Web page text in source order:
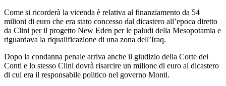
Come si ricorderà la vicenda è relativa al finanziamento da 54
milioni di euro che era stato concesso dal dicastero all’epoca diretto
da Clini per il progetto New Eden per le paludi della Mesopotamia e
riguardava la riqualificazione di una zona dell’Iraq.
Dopo la condanna penale arriva anche il giudizio della Corte dei
Conti e lo stesso Clini dovrà risarcire un milione di euro al dicastero
di cui era il responsabile politico nel governo Monti.